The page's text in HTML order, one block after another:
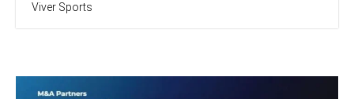
Viver Sports